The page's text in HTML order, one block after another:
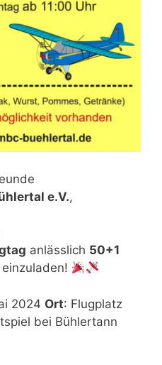
e.V.,
anlässlich 50+1
einzuladen!
2024 Ort: Flugplatz
bei Bühlertann